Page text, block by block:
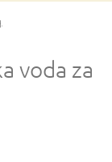
za žene
voda za